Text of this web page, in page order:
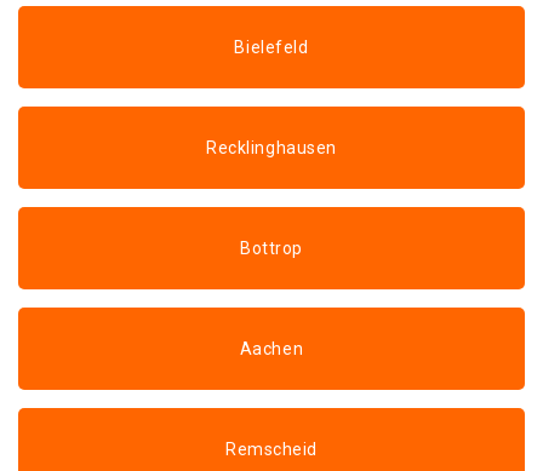
Bielefeld
Recklinghausen
Bottrop
Aachen
Remscheid